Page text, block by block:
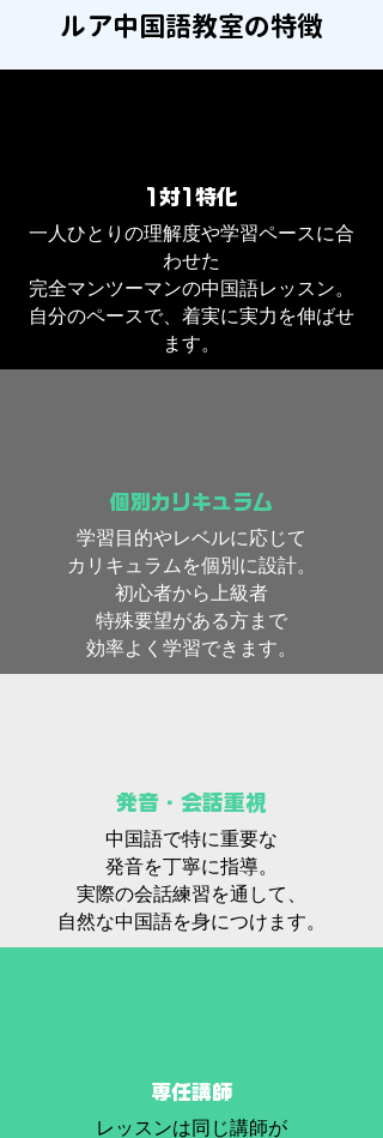
ルア中国語教室の特徴
1対1特化
一人ひとりの理解度や学習ペースに合
わせた
完全マンツーマンの中国語レッスン。
自分のペースで、着実に実力を伸ばせ
ます。
​個別カリキュラム
学習目的やレベルに応じて
カリキュラムを個別に設計。
初心者から上級者
特殊要望がある方まで
効率よく学習できます。
発音・会話重視
中国語で特に重要な
発音を丁寧に指導。
実際の会話練習を通して、
自然な中国語を身につけます。
専任講師
レッスンは同じ講師が